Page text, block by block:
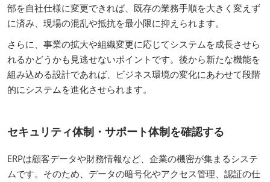
部を自社仕様に変更できれば、既存の業務手順を大きく変えず
に済み、現場の混乱や抵抗を最小限に抑えられます。
さらに、事業の拡大や組織変更に応じてシステムを成長させら
れるかどうかも見逃せないポイントです。後から新たな機能を
組み込める設計であれば、ビジネス環境の変化にあわせて段階
的にシステムを進化させられます。
セキュリティ体制・サポート体制を確認する
ERPは顧客データや財務情報など、企業の機密が集まるシステ
ムです。そのため、データの暗号化やアクセス管理、認証の仕